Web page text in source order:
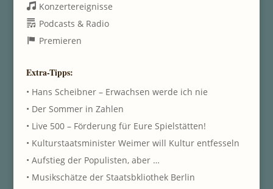
Konzertereignisse
Podcasts & Radio
Premieren
Extra-Tipps:
• Hans Scheibner – Erwachsen werde ich nie
• Der Sommer in Zahlen
• Live 500 – Förderung für Eure Spielstätten!
• Kulturstaatsminister Weimer will Kultur entfesseln
• Aufstieg der Populisten, aber …
• Musikschätze der Staatsbkliothek Berlin